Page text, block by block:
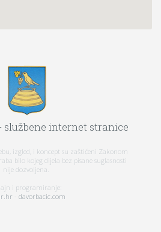
službene internet stranice
izgled, i koncept su zaštićeni Zakonom
bilo kojeg dijela bez pisane suglasnosti
nije dozvoljena.
i programiranje:
- davorbacic.com